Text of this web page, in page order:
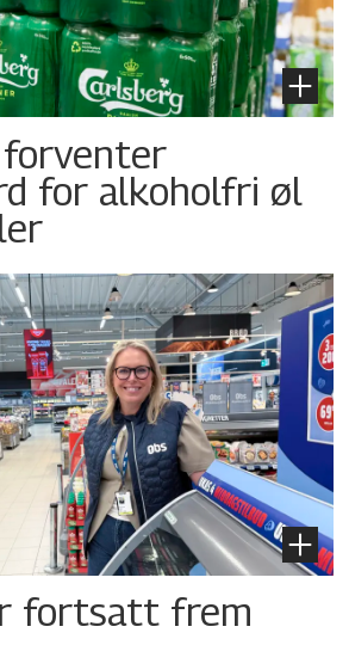
forventer
for alkoholfri øl
fortsatt frem